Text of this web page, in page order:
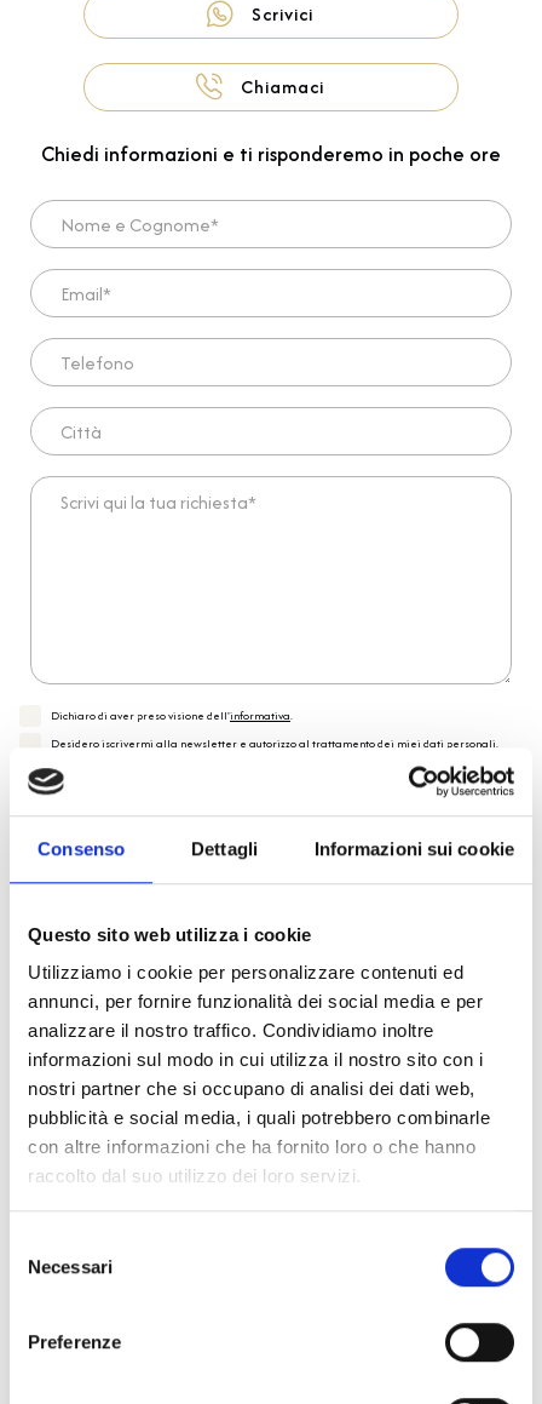
Consenso Dettagli Informazioni sui cookie
Questo sito web utilizza i cookie
Utilizziamo i cookie per personalizzare contenuti ed
annunci, per fornire funzionalità dei social media e per
analizzare il nostro traffico. Condividiamo inoltre
informazioni sul modo in cui utilizza il nostro sito con i
nostri partner che si occupano di analisi dei dati web,
pubblicità e social media, i quali potrebbero combinarle
con altre informazioni che ha fornito loro o che hanno
raccolto dal suo utilizzo dei loro servizi.
delNecessari
Preferenze
Scrivici
Chiamaci
Chiedi informazioni e ti risponderemo in poche ore
Nome e Cognome*
Email*
Telefono
Città
Scrivi qui la tua richiesta*
Dichiaro di aver preso visione dell'informativa.
Desidero iscrivermi alla newsletter e autorizzo al trattamento dei miei dati personali.
* Campi obbligatori
Invia richiesta
Reso facile e veloce
PRONTA consegna
Spedizione Gratuita
Collezione